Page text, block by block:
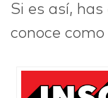
Si es así,
conoce como